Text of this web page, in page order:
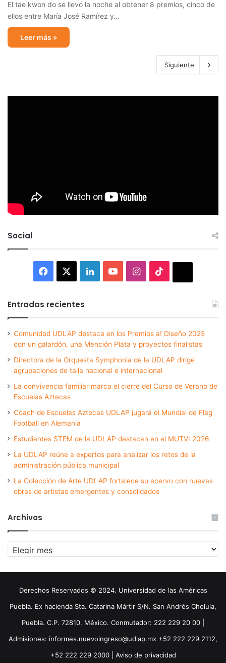
El tae kwon do se llevó la noche al obtener 8 premios, cinco de
ellos entre María José Ramírez y…
Leer más »
Siguiente
Social
Facebook LinkedInYouTubeInstagram
Entradas recientes
Comunidad UDLAP destaca en los Premios a! Diseño 2025
con un galardón, una Mención Plata y proyectos finalistas
Directora de la Orquesta Symphonia de la UDLAP dirige
agrupaciones de talla nacional e internacional
La convivencia familiar marca el cierre del Curso de Verano de
Escuelas Aztecas
Coach de Escuelas Aztecas UDLAP jugará el Mundial de Flag
Football en Alemania
Estudiantes STEM de la UDLAP destacan en el MUTVI 2026
La UDLAP reúne a expertos para analizar los retos de la
administración pública municipal
La Colección de Arte UDLAP fortalece su acervo con nuevas
obras de artistas emergentes y consolidados
Archivos
Archivos
Derechos Reservados © 2024. Universidad de las Américas
Puebla. Ex hacienda Sta. Catarina Mártir S/N. San Andrés Cholula,
Puebla. C.P. 72810. México. Conmutador: 222 229 20 00 |
Admisiones: informes.nuevoingreso@udlap.mx +52 222 229 2112,
+52 222 229 2000 | Aviso de privacidad